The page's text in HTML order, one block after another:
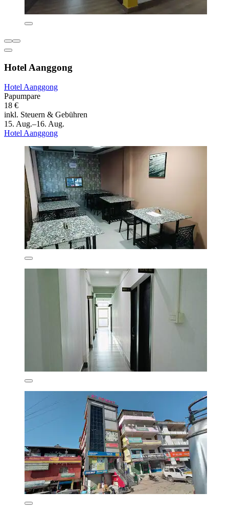
Hotel Aanggong
Hotel Aanggong
Papumpare
18 €
inkl. Steuern & Gebühren
15. Aug.–16. Aug.
Hotel Aanggong